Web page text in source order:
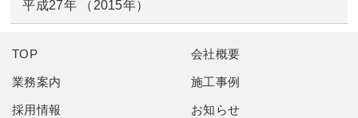
平成27年 （2015年）
TOP 会社概要
業務案内 施工事例
採用情報 お知らせ